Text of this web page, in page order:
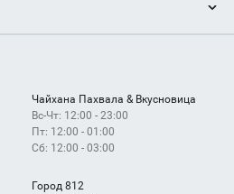
Чайхана Пахвала & Вкусновица
Вс-Чт: 12:00 - 23:00
Пт: 12:00 - 01:00
Сб: 12:00 - 03:00
Город 812